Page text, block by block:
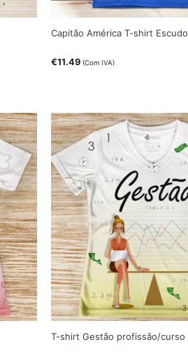
Capitão América T-shirt Escudo
€11.49 (Com IVA)
T-shirt Gestão profissão/curso